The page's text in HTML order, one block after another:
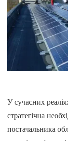
У сучасних
стратегічна
постачальника